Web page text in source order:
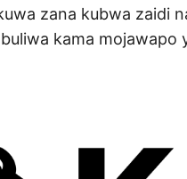
zana kubwa zaidi
kama mojawapo